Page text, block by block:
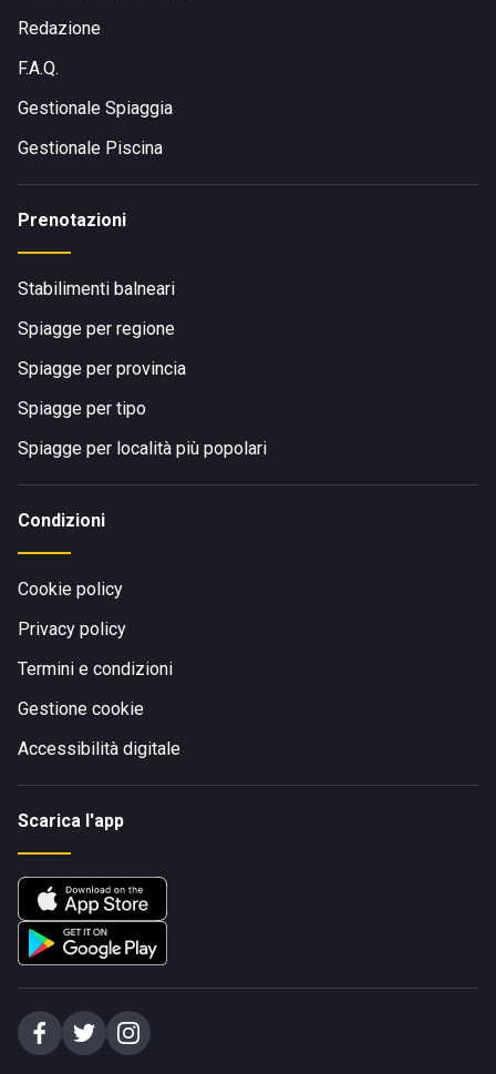
Redazione
F.A.Q.
Gestionale Spiaggia
Gestionale Piscina
Prenotazioni
Stabilimenti balneari
Spiagge per regione
Spiagge per provincia
Spiagge per tipo
Spiagge per località più popolari
Condizioni
Cookie policy
Privacy policy
Termini e condizioni
Gestione cookie
Accessibilità digitale
Scarica l'app